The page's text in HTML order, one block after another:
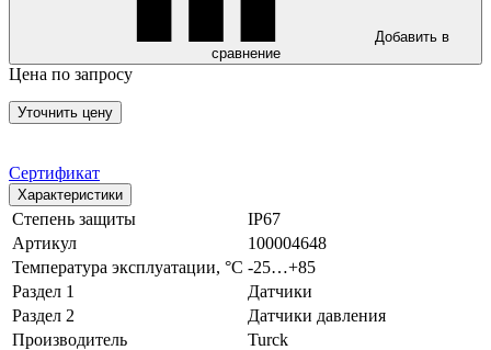
Добавить в
сравнение
Цена по запросу
Уточнить цену
Сертификат
Характеристики
Степень защиты
IP67
Артикул
100004648
Температура эксплуатации, °С -25…+85
Раздел 1
Датчики
Раздел 2
Датчики давления
Производитель
Turck